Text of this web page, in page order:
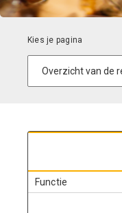
Functie